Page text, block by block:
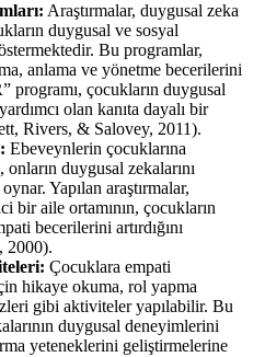
Araştırmalar, duygusal zeka
duygusal ve sosyal
Bu programlar,
anlama ve yönetme becerilerini
programı, çocukların duygusal
olan kanıta dayalı bir
Rivers, & Salovey, 2011).
Ebeveynlerin çocuklarına
duygusal zekalarını
Yapılan araştırmalar,
bir aile ortamının, çocukların
becerilerini artırdığını
2000).
Çocuklara empati
hikaye okuma, rol yapma
gibi aktiviteler yapılabilir. Bu
duygusal deneyimlerini
yeteneklerini geliştirmelerine